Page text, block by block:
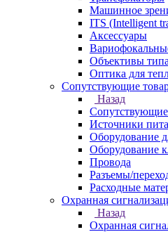
Машинное
ITS (Intelligent
Аксессуары
Объективы
Оптика для
Сопутствующие
Назад
Источники
Оборудование
Оборудование
Провода
Разъемы/
Расходные
Охранная
Назад
Охранная